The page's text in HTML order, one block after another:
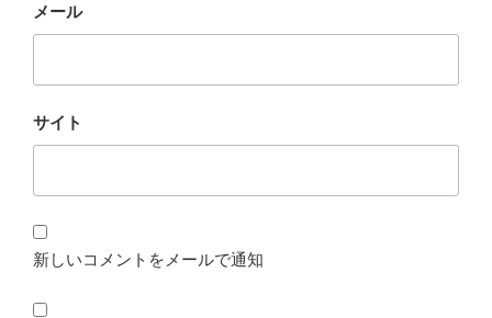
メール
サイト
新しいコメントをメールで通知